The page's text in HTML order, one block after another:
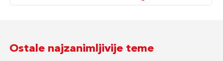
Ostale najzanimljivije teme